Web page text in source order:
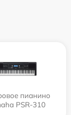
пианино
PSR-310